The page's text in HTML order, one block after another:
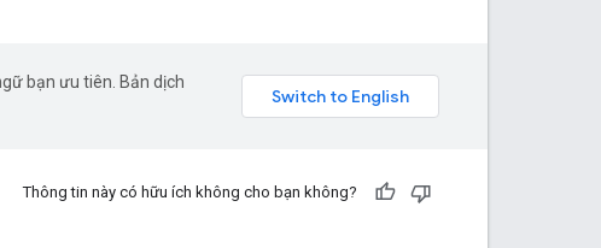
bạn ưu tiên. Bản dịch
Thông tin này có hữu ích không cho bạn không?